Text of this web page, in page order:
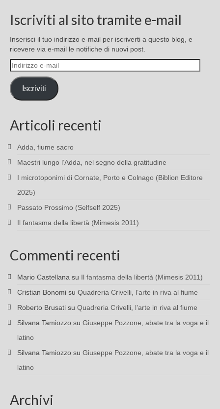
Iscriviti al sito tramite e-mail
Inserisci il tuo indirizzo e-mail per iscriverti a questo blog, e
ricevere via e-mail le notifiche di nuovi post.
Indirizzo
e-
mail
Iscriviti
Articoli recenti
Adda, fiume sacro
Maestri lungo l’Adda, nel segno della gratitudine
I microtoponimi di Cornate, Porto e Colnago (Biblion Editore
2025)
Passato Prossimo (Selfself 2025)
Il fantasma della libertà (Mimesis 2011)
Commenti recenti
Mario Castellana su Il fantasma della libertà (Mimesis 2011)
Cristian Bonomi su Quadreria Crivelli, l’arte in riva al fiume
Roberto Brusati su Quadreria Crivelli, l’arte in riva al fiume
Silvana Tamiozzo su Giuseppe Pozzone, abate tra la voga e il
latino
Silvana Tamiozzo su Giuseppe Pozzone, abate tra la voga e il
latino
Archivi